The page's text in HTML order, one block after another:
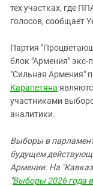
тех участках, где
голосов, сообщает
Партия
блок "Армения" экс-
"Сильная Армения"
Карапетяна
участниками
аналитики.
Выборы в
будущем
Армении. На
"Выборы 2026 года